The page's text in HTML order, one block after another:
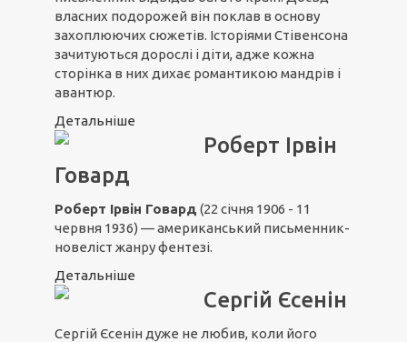
власних подорожей він поклав в основу
захоплюючих сюжетів. Історіями Стівенсона
зачитуються дорослі і діти, адже кожна
сторінка в них дихає романтикою мандрів і
авантюр.
Детальніше
Роберт Ірвін
Говард
Роберт Ірвін Говард (22 січня 1906 - 11
червня 1936) — американський письменник-
новеліст жанру фентезі.
Детальніше
Сергій Єсенін
Сергій Єсенін дуже не любив, коли його